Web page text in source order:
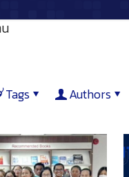
Tags Authors